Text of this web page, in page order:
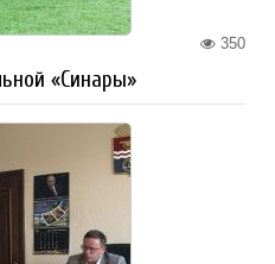
350
«Синары»